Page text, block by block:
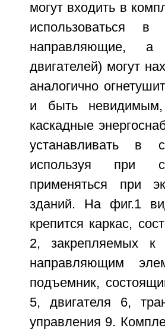
могут входить в
использоваться
направляющие, а
двигателей) могут
аналогично
и быть
каскадные
устанавливать в
используя при
применяться при
зданий. На фиг.1
крепится каркас,
2, закрепляемых
направляющим
подъемник,
5, двигателя 6,
управления 9.